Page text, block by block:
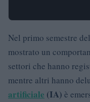
Nel primo semestre
mostrato un
settori che hanno
mentre altri hanno
artificiale (IA) è